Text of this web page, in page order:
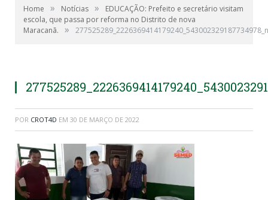
Home » Notícias »
EDUCAÇÃO: Prefeito e secretário visitam
escola, que passa por reforma no Distrito de nova
Maracanã.
» 277525289_2226369414179240_543002329187734978_n
POR CROT4D EM 30 DE MARÇO DE 2022